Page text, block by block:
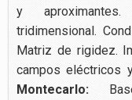
y
tridimensional.
Matriz de rigidez.
campos eléctricos
Montecarlo: